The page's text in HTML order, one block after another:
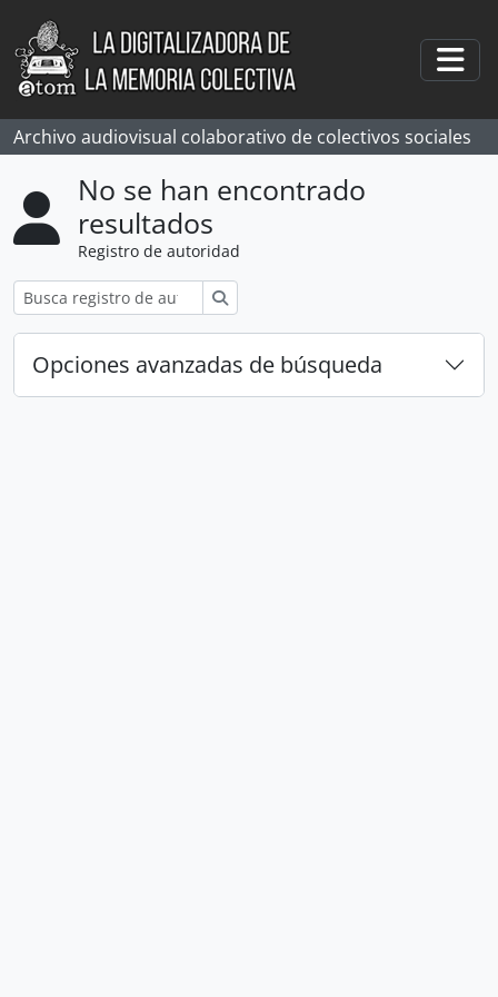
Skip to main content
Archivo audiovisual colaborativo de colectivos sociales
No se han encontrado
resultados
Registro de autoridad
Opciones avanzadas de búsqueda